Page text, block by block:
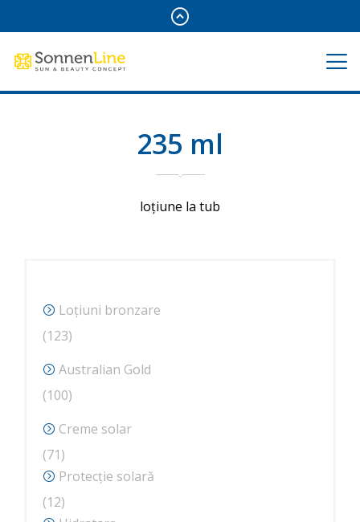
235 ml
loțiune la tub
Loțiuni bronzare
123123
produse
Australian Gold
100100
produse
Creme solar
7171
de
produse
Protecție solară
1212